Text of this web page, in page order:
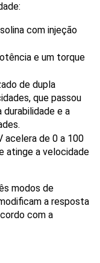
com injeção
e um torque
de dupla
que passou
e a
acelera de 0 a 100
atinge a velocidade
modos de
a resposta
com a